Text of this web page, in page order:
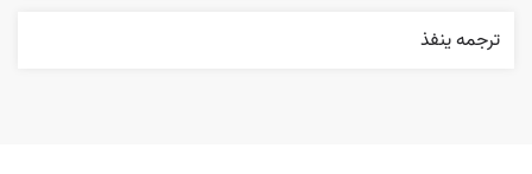
ترجمه ينفذ